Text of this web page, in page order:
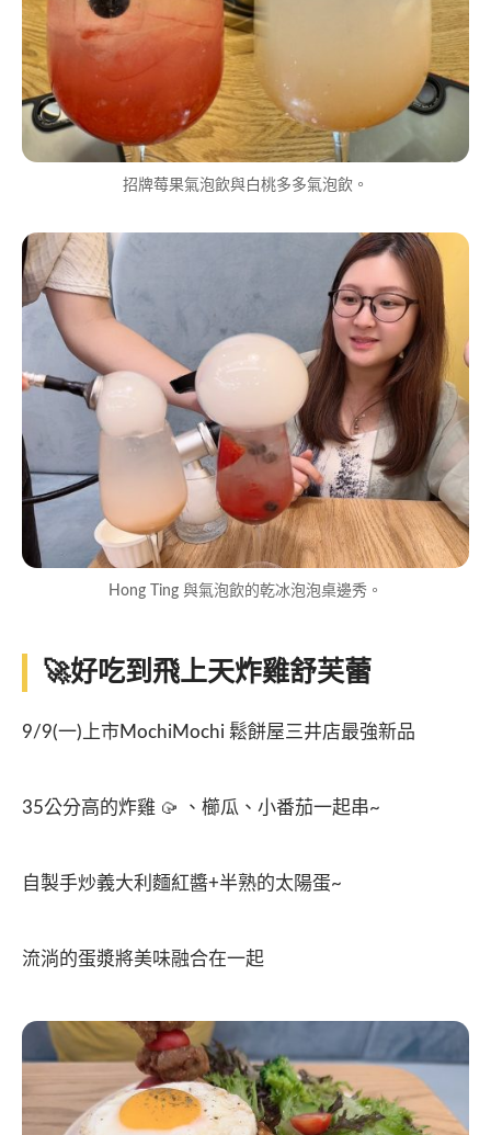
招牌莓果氣泡飲與白桃多多氣泡飲。
Hong Ting 與氣泡飲的乾冰泡泡桌邊秀。
🚀好吃到飛上天炸雞舒芙蕾
9/9(一)上市MochiMochi 鬆餅屋三井店最強新品
35公分高的炸雞 🥠 、櫛瓜、小番茄一起串~
自製手炒義大利麵紅醬+半熟的太陽蛋~
流淌的蛋漿將美味融合在一起